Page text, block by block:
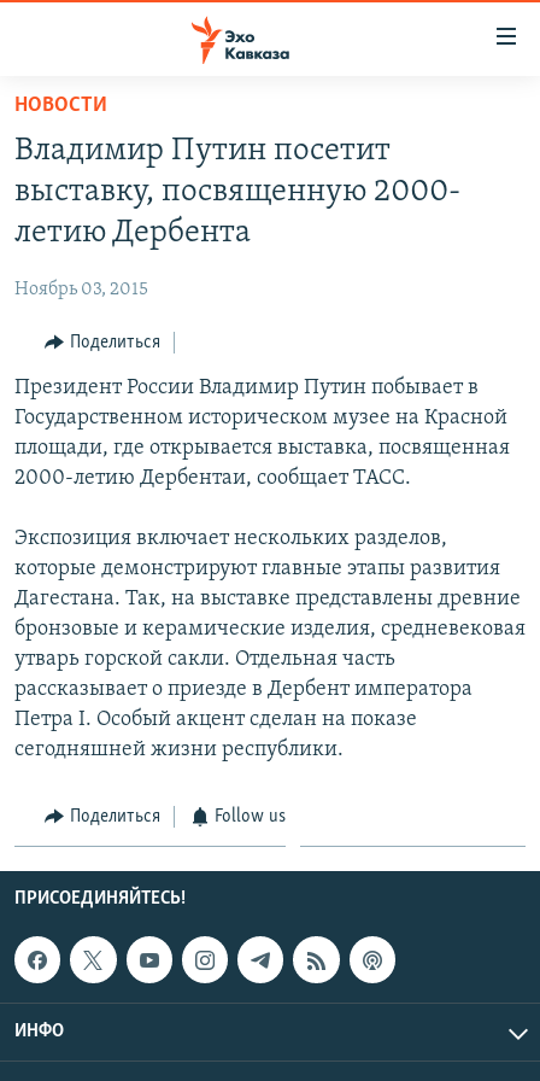
Вернуться
основному
содержанию
главной
навигации
Вернутся
поиску
ТБИЛИСИ
ВЕСЬ КАВКАЗ
СЕВЕРНЫЙ КАВКАЗ
АРМЕНИЯ
АЗЕРБАЙДЖАН
ТЕМЫ
ПОЛИТИКА
ЭКОНОМИКА
ОБЩЕСТВО
СПОРТ
МИР
РУБРИКИ
НЕКРУГЛЫЙ СТОЛ
ГОСТЬ НЕДЕЛИ
БЛОГИ
ГОЛОСА
ЧИТАЕМ ПРЕССУ
МУЛЬТИМЕДИА
ВИДЕО
АУДИО
АРХИВ РАДИОПРОГРАММЫ
ПРИСОЕДИНЯЙТЕСЬ!
Все сайты РСЕ/РС
НОВОСТИ
Владимир Путин посетит
выставку, посвященную 2000-
летию Дербента
Ноябрь 03, 2015
Поделиться
Президент России Владимир Путин побывает в
Государственном историческом музее на Красной
площади, где открывается выставка, посвященная
2000-летию Дербентаи, сообщает ТАСС.
Экспозиция включает нескольких разделов,
которые демонстрируют главные этапы развития
Дагестана. Так, на выставке представлены древние
бронзовые и керамические изделия, средневековая
утварь горской сакли. Отдельная часть
рассказывает о приезде в Дербент императора
Петра I. Особый акцент сделан на показе
сегодняшней жизни республики.
Поделиться Follow us
ПРИСОЕДИНЯЙТЕСЬ!
ИНФО